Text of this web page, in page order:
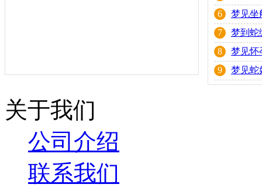
6
梦见坐
7
梦到蛇
8
梦见怀
9
梦见蛇
关于我们
公司介绍
联系我们